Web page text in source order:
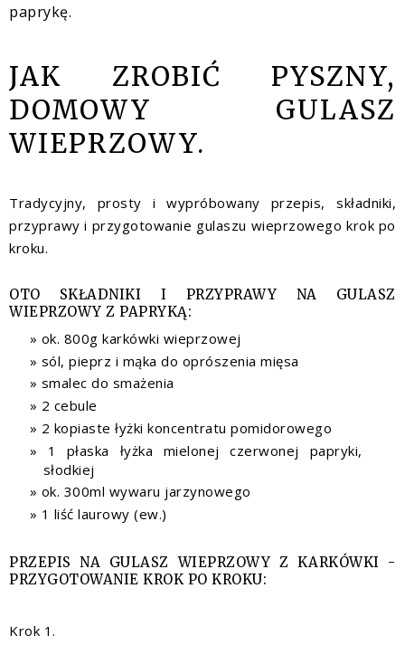
paprykę.
JAK ZROBIĆ PYSZNY,
DOMOWY GULASZ
WIEPRZOWY.
Tradycyjny, prosty i wypróbowany przepis, składniki,
przyprawy i przygotowanie gulaszu wieprzowego krok po
kroku.
OTO SKŁADNIKI I PRZYPRAWY NA GULASZ
WIEPRZOWY Z PAPRYKĄ:
ok. 800g karkówki wieprzowej
sól, pieprz i mąka do oprószenia mięsa
smalec do smażenia
2 cebule
2 kopiaste łyżki koncentratu pomidorowego
1 płaska łyżka mielonej czerwonej papryki,
słodkiej
ok. 300ml wywaru jarzynowego
1 liść laurowy (ew.)
PRZEPIS NA GULASZ WIEPRZOWY Z KARKÓWKI -
PRZYGOTOWANIE KROK PO KROKU:
Krok 1.